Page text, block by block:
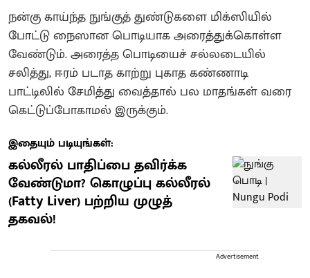
நன்கு காய்ந்த நுங்குத் துண்டுகளை மிக்ஸியில்
போட்டு நைஸான பொடியாக அரைத்துக்கொள்ள
வேண்டும். அரைத்த பொடியைச் சல்லடையில்
சலித்து, ஈரம் படாத காற்று புகாத கண்ணாடி
பாட்டிலில் சேமித்து வைத்தால் பல மாதங்கள் வரை
கெட்டுப்போகாமல் இருக்கும்.
இதையும் படியுங்கள்:
கல்லீரல் பாதிப்பை தவிர்க்க
வேண்டுமா? கொழுப்பு கல்லீரல்
(Fatty Liver) பற்றிய முழுத்
தகவல்!
Advertisement